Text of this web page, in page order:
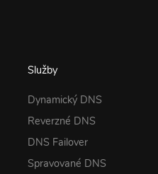
Služby
Dynamický DNS
Reverzné DNS
DNS Failover
Spravované DNS